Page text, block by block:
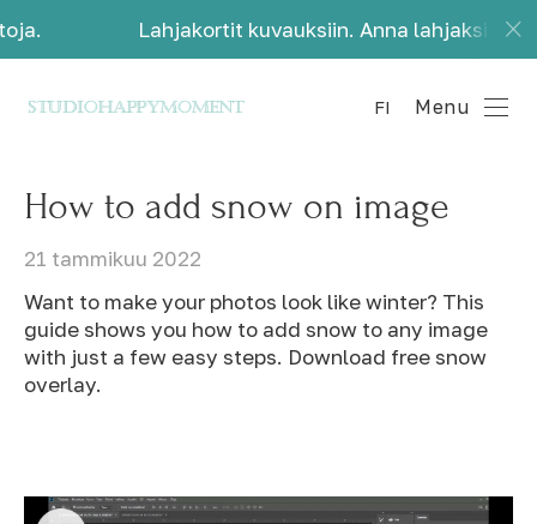
Lahjakortit kuvauksiin. Anna lahjaksi kauniita
FI Menu
How to add snow on image
21 tammikuu 2022
Want to make your photos look like winter? This
guide shows you how to add snow to any image
with just a few easy steps. Download free snow
overlay.